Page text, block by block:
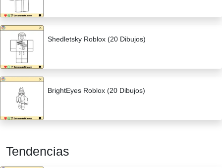
Shedletsky Roblox (20 Dibujos)
BrightEyes Roblox (20 Dibujos)
Tendencias